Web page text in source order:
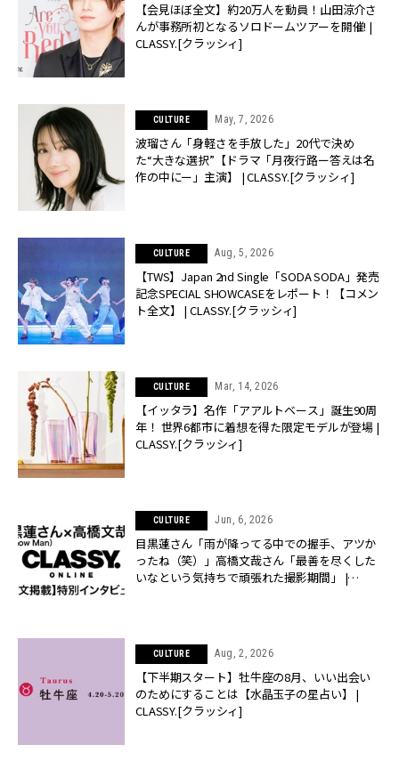
【会見ほぼ全文】約20万人を動員！山田涼介さ
んが事務所初となるソロドームツアーを開催! |
CLASSY.[クラッシィ]
CULTURE May, 7, 2026
波瑠さん「身軽さを手放した」20代で決め
た“大きな選択”【ドラマ「月夜行路ー答えは名
作の中にー」主演】 | CLASSY.[クラッシィ]
CULTURE Aug, 5, 2026
【TWS】Japan 2nd Single「SODA SODA」発売
記念SPECIAL SHOWCASEをレポート！【コメン
ト全文】 | CLASSY.[クラッシィ]
CULTURE Mar, 14, 2026
【イッタラ】名作「アアルトベース」誕生90周
年！ 世界6都市に着想を得た限定モデルが登場 |
CLASSY.[クラッシィ]
CULTURE Jun, 6, 2026
目黒蓮さん「雨が降ってる中での握手、アツか
ったね（笑）」高橋文哉さん「最善を尽くした
いなという気持ちで頑張れた撮影期間」 |
CULTURE Aug, 2, 2026
【下半期スタート】牡牛座の8月、いい出会い
のためにすることは【水晶玉子の星占い】 |
CLASSY.[クラッシィ]